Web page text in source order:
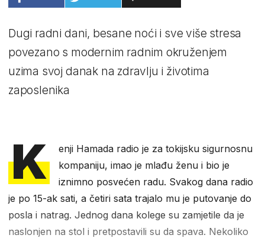
Dugi radni dani, besane noći i sve više stresa
povezano s modernim radnim okruženjem
uzima svoj danak na zdravlju i životima
zaposlenika
K
enji Hamada radio je za tokijsku sigurnosnu
kompaniju, imao je mlađu ženu i bio je
iznimno posvećen radu. Svakog dana radio
je po 15-ak sati, a četiri sata trajalo mu je putovanje do
posla i natrag. Jednog dana kolege su zamjetile da je
naslonjen na stol i pretpostavili su da spava. Nekoliko